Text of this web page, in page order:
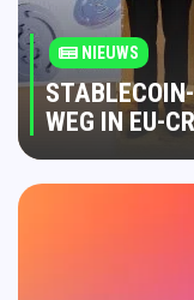
NIEUWS
WEG IN EU-